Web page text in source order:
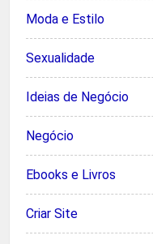
Moda e Estilo
Sexualidade
Ideias de Negócio
Negócio
Ebooks e Livros
Criar Site